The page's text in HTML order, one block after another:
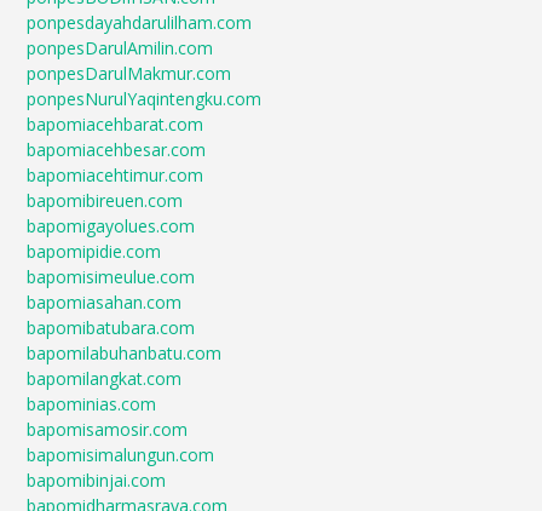
ponpesdayahdarulilham.com
ponpesDarulAmilin.com
ponpesDarulMakmur.com
ponpesNurulYaqintengku.com
bapomiacehbarat.com
bapomiacehbesar.com
bapomiacehtimur.com
bapomibireuen.com
bapomigayolues.com
bapomipidie.com
bapomisimeulue.com
bapomiasahan.com
bapomibatubara.com
bapomilabuhanbatu.com
bapomilangkat.com
bapominias.com
bapomisamosir.com
bapomisimalungun.com
bapomibinjai.com
bapomidharmasraya.com